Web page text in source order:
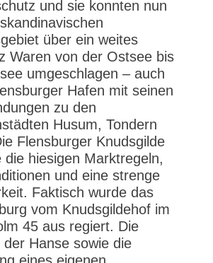
und sie konnten nun
über ein weites
Waren von der Ostsee bis
umgeschlagen – auch
Hafen mit seinen
zu den
Husum, Tondern
Flensburger Knudsgilde
die hiesigen Marktregeln,
und eine strenge
Faktisch wurde das
vom Knudsgildehof im
45 aus regiert. Die
Hanse sowie die